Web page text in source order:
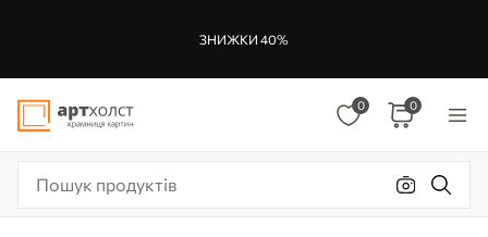
ЗНИЖКИ 40%
0 0